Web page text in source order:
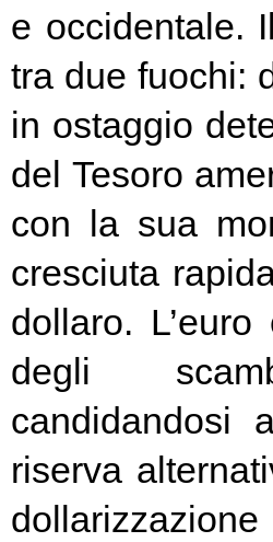
e occidentale.
tra due fuochi:
in ostaggio
del Tesoro
con la sua
cresciuta
dollaro.
degli
candidandosi
riserva